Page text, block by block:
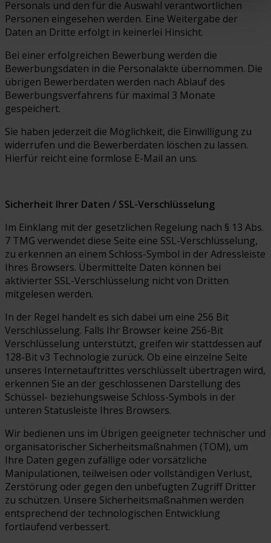
Personals und den für die Auswahl verantwortlichen
Personen eingesehen werden. Eine Weitergabe der
Daten an Dritte erfolgt in keinerlei Hinsicht.
Bei einer erfolgreichen Bewerbung werden die
Bewerbungsdaten in die Personalakte übernommen. Die
übrigen Bewerberdaten werden nach Ablauf des
Bewerbungsverfahrens für maximal 3 Monate
gespeichert.
Sie haben jederzeit die Möglichkeit, die Einwilligung zu
widerrufen und die Bewerberdaten löschen zu lassen.
Hierfür reicht eine formlose E-Mail an uns.
Sicherheit Ihrer Daten / SSL-Verschlüsselung
Im Einklang mit der gesetzlichen Regelung nach § 13 Abs.
7 TMG verwendet diese Seite eine SSL-Verschlüsselung,
zu erkennen an einem Schloss-Symbol in der Adressleiste
Ihres Browsers. Übermittelte Daten können bei
aktivierter SSL-Verschlüsselung nicht von Dritten
mitgelesen werden.
In der Regel handelt es sich dabei um eine 256 Bit
Verschlüsselung. Falls Ihr Browser keine 256-Bit
Verschlüsselung unterstützt, greifen wir stattdessen auf
128-Bit v3 Technologie zurück. Ob eine einzelne Seite
unseres Internetauftrittes verschlüsselt übertragen wird,
erkennen Sie an der geschlossenen Darstellung des
Schüssel- beziehungsweise Schloss-Symbols in der
unteren Statusleiste Ihres Browsers.
Wir bedienen uns im Übrigen geeigneter technischer und
organisatorischer Sicherheitsmaßnahmen (TOM), um
Ihre Daten gegen zufällige oder vorsätzliche
Manipulationen, teilweisen oder vollständigen Verlust,
Zerstörung oder gegen den unbefugten Zugriff Dritter
zu schützen. Unsere Sicherheitsmaßnahmen werden
entsprechend der technologischen Entwicklung
fortlaufend verbessert.